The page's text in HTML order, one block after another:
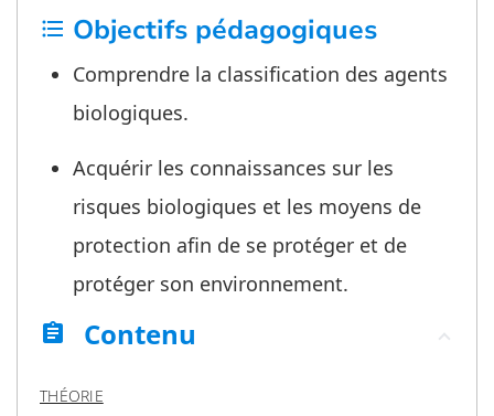
format_list_bulleted Objectifs pédagogiques
Comprendre la classification des agents
biologiques.
Acquérir les connaissances sur les
risques biologiques et les moyens de
protection afin de se protéger et de
protéger son environnement.
assignment
Contenu
THÉORIE